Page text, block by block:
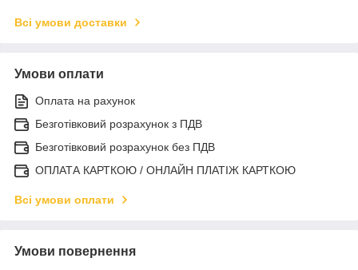
Всі умови доставки
Умови оплати
Оплата на рахунок
Безготівковий розрахунок з ПДВ
Безготівковий розрахунок без ПДВ
ОПЛАТА КАРТКОЮ / ОНЛАЙН ПЛАТІЖ КАРТКОЮ
Всі умови оплати
Умови повернення